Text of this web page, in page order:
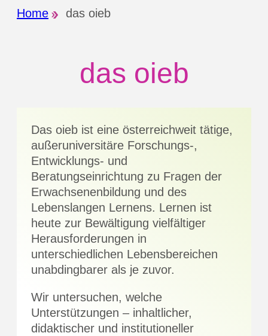
Home das oieb
das oieb
Das oieb ist eine österreichweit tätige,
außeruniversitäre Forschungs-,
Entwicklungs- und
Beratungseinrichtung zu Fragen der
Erwachsenenbildung und des
Lebenslangen Lernens. Lernen ist
heute zur Bewältigung vielfältiger
Herausforderungen in
unterschiedlichen Lebensbereichen
unabdingbarer als je zuvor.
Wir untersuchen, welche
Unterstützungen – inhaltlicher,
didaktischer und institutioneller